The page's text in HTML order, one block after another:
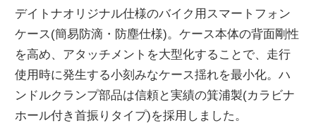
イ
ク
ニ
デイトナオリジナル仕様のバイク用スマートフォン
ケース(簡易防滴・防塵仕様)。ケース本体の背面剛性
を高め、アタッチメントを大型化することで、走行
使用時に発生する小刻みなケース揺れを最小化。ハ
ンドルクランプ部品は信頼と実績の箕浦製(カラビナ
ホール付き首振りタイプ)を採用しました。